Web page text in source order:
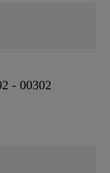
- 00302